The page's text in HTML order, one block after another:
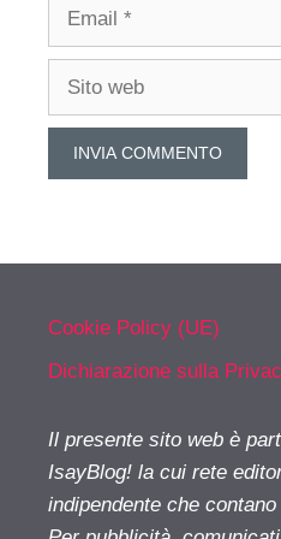
Email
Sito
Cookie Policy (UE)
Dichiarazione sulla
Il presente sito web è
IsayBlog! la cui rete
indipendente che